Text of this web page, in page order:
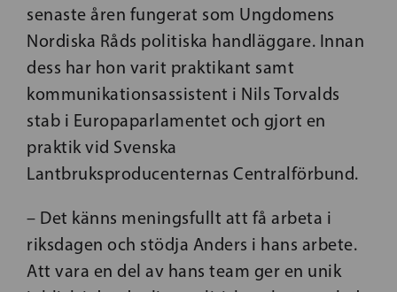
senaste åren fungerat som Ungdomens
Nordiska Råds politiska handläggare. Innan
dess har hon varit praktikant samt
kommunikationsassistent i Nils Torvalds
stab i Europaparlamentet och gjort en
praktik vid Svenska
Lantbruksproducenternas Centralförbund.
– Det känns meningsfullt att få arbeta i
riksdagen och stödja Anders i hans arbete.
Att vara en del av hans team ger en unik